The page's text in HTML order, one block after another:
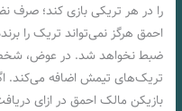
را در هر تریکی بازی کند؛ صرف
احمق هرگز نمی‌تواند تریک را
ضبط نخواهد شد. در عوض،
تریک‌های تیمش اضافه می‌کند.
بازیکن مالک احمق در ازای